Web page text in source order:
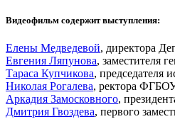
Видеофильм содержит выступления:
Елены Медведевой, директора
Евгения Ляпунова, заместителя
Тараса Купчикова, председателя
Николая Рогалева, ректора
Аркадия Замосковного,
Дмитрия Гвоздева, первого